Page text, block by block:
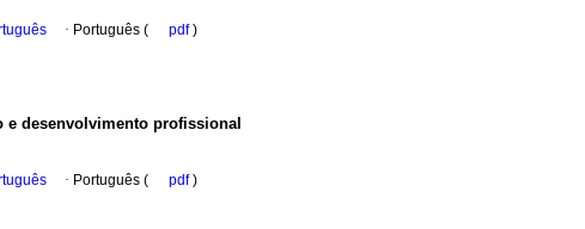
· Português ( pdf)
e desenvolvimento profissional
· Português ( pdf)